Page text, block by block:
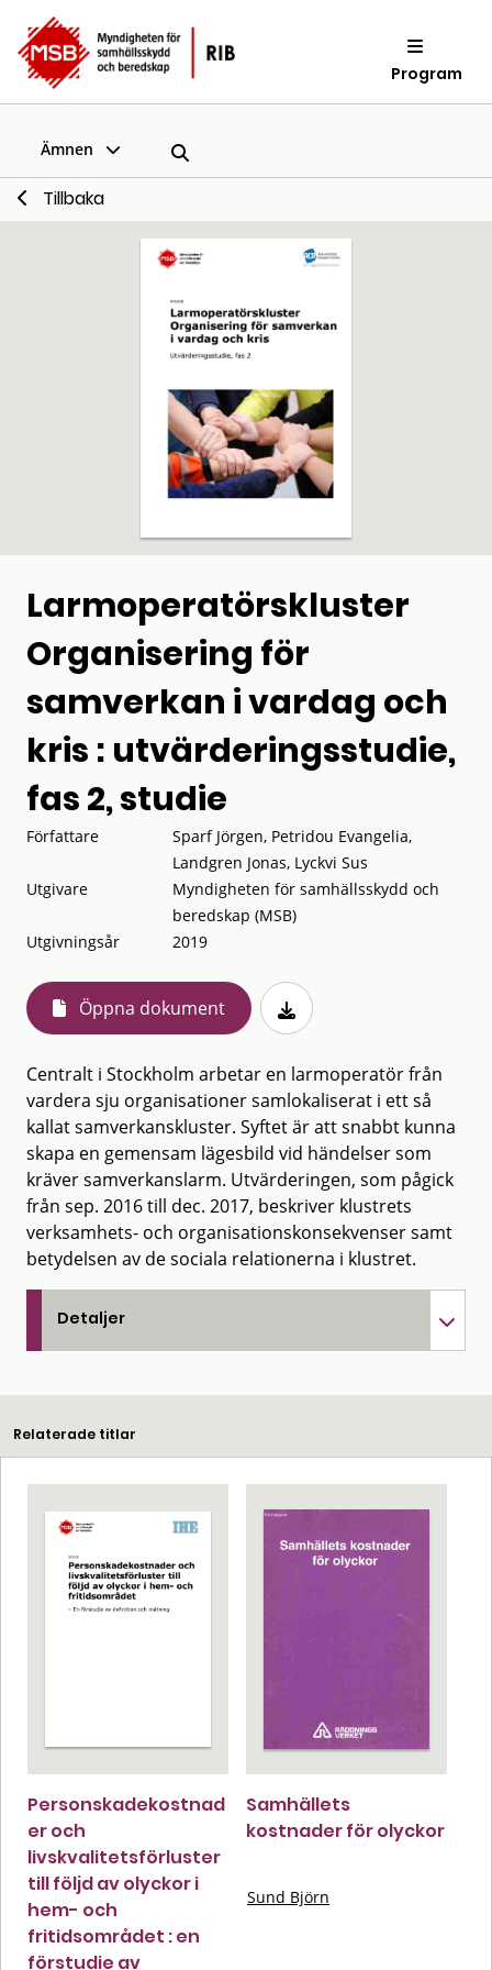
Program
Ämnen
Tillbaka
Larmoperatörskluster
Organisering för
samverkan i vardag och
kris : utvärderingsstudie,
fas 2, studie
Författare
Sparf Jörgen, Petridou Evangelia,
Landgren Jonas, Lyckvi Sus
Utgivare
Myndigheten för samhällsskydd och
beredskap (MSB)
Utgivningsår
2019
Öppna dokument
Centralt i Stockholm arbetar en larmoperatör från
vardera sju organisationer samlokaliserat i ett så
kallat samverkanskluster. Syftet är att snabbt kunna
skapa en gemensam lägesbild vid händelser som
kräver samverkanslarm. Utvärderingen, som pågick
från sep. 2016 till dec. 2017, beskriver klustrets
verksamhets- och organisationskonsekvenser samt
betydelsen av de sociala relationerna i klustret.
Detaljer
Relaterade titlar
Personskadekostnad
er och
livskvalitetsförluster
till följd av olyckor i
hem- och
fritidsområdet : en
förstudie av
Samhällets
kostnader för olyckor
Sund Björn